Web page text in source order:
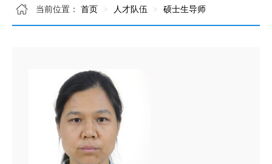
当前位置： 首页 人才队伍 硕士生导师